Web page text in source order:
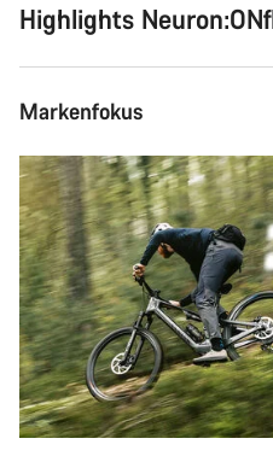
Highlights
Markenfokus